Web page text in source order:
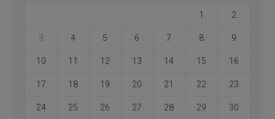
1 2
3 4 5 6 7 8 9
10 11 12 13 14 15 16
17 18 19 20 21 22 23
24 25 26 27 28 29 30